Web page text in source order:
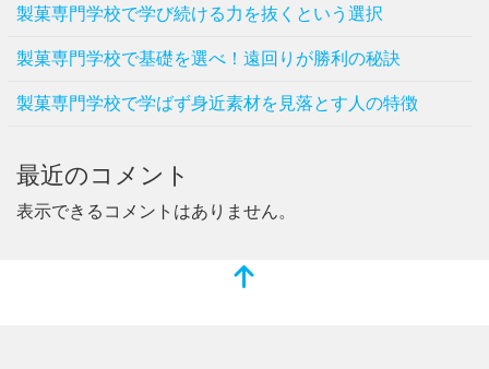
製菓専門学校で学び続ける力を抜くという選択
製菓専門学校で基礎を選べ！遠回りが勝利の秘訣
製菓専門学校で学ばず身近素材を見落とす人の特徴
最近のコメント
表示できるコメントはありません。